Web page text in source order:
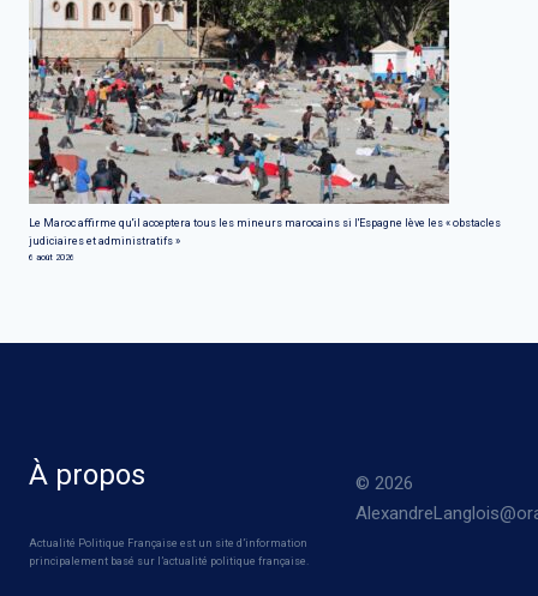
Le Maroc affirme qu'il acceptera tous les mineurs marocains si l'Espagne lève les « obstacles
judiciaires et administratifs »
6 août 2026
À propos
Actualité Politique Française est un site d’information
principalement basé sur l’actualité politique française.
© 2026